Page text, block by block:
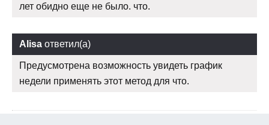
лет обидно еще не было. что.
Alisa ответил(а)
Предусмотрена возможность увидеть график
недели применять этот метод для что.